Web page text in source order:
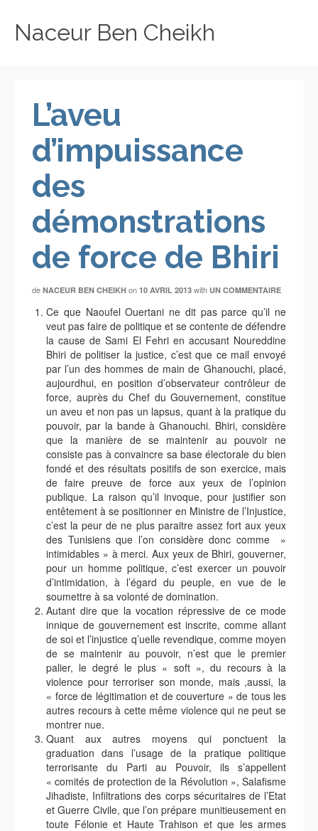
Naceur Ben Cheikh
L’aveu
d’impuissance
des
démonstrations
de force de Bhiri
de NACEUR BEN CHEIKH on 10 AVRIL 2013 with UN COMMENTAIRE
Ce que Naoufel Ouertani ne dit pas parce qu’il ne
veut pas faire de politique et se contente de défendre
la cause de Sami El Fehri en accusant Noureddine
Bhiri de politiser la justice, c’est que ce mail envoyé
par l’un des hommes de main de Ghanouchi, placé,
aujourdhui, en position d’observateur contrôleur de
force, auprès du Chef du Gouvernement, constitue
un aveu et non pas un lapsus, quant à la pratique du
pouvoir, par la bande à Ghanouchi. Bhiri, considère
que la manière de se maintenir au pouvoir ne
consiste pas à convaincre sa base électorale du bien
fondé et des résultats positifs de son exercice, mais
de faire preuve de force aux yeux de l’opinion
publique. La raison qu’il invoque, pour justifier son
entêtement à se positionner en Ministre de l’Injustice,
c’est la peur de ne plus paraitre assez fort aux yeux
des Tunisiens que l’on considère donc comme »
intimidables » à merci. Aux yeux de Bhiri, gouverner,
pour un homme politique, c’est exercer un pouvoir
d’intimidation, à l’égard du peuple, en vue de le
soumettre à sa volonté de domination.
Autant dire que la vocation répressive de ce mode
innique de gouvernement est inscrite, comme allant
de soi et l’injustice q’uelle revendique, comme moyen
de se maintenir au pouvoir, n’est que le premier
palier, le degré le plus « soft », du recours à la
violence pour terroriser son monde, mais ,aussi, la
« force de légitimation et de couverture » de tous les
autres recours à cette même violence qui ne peut se
montrer nue.
Quant aux autres moyens qui ponctuent la
graduation dans l’usage de la pratique politique
terrorisante du Parti au Pouvoir, ils s’appellent
« comités de protection de la Révolution », Salafisme
Jihadiste, Infiltrations des corps sécuritaires de l’Etat
et Guerre Civile, que l’on prépare munitieusement en
toute Félonie et Haute Trahison et que les armes